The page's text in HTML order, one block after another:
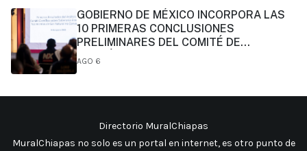
GOBIERNO DE MÉXICO INCORPORA LAS
10 PRIMERAS CONCLUSIONES
PRELIMINARES DEL COMITÉ DE
CIENTÍFICOS Y ESPECIALISTAS PARA EL
PRESIDENTA CLAUDIA SHEINBAUM
AGO 6
Directorio MuralChiapas
MuralChiapas no solo es un portal en internet, es otro punto de